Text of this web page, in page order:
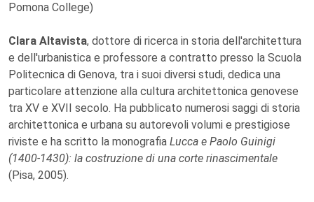
Pomona College)
Clara Altavista, dottore di ricerca in storia dell'architettura
e dell'urbanistica e professore a contratto presso la Scuola
Politecnica di Genova, tra i suoi diversi studi, dedica una
particolare attenzione alla cultura architettonica genovese
tra XV e XVII secolo. Ha pubblicato numerosi saggi di storia
architettonica e urbana su autorevoli volumi e prestigiose
riviste e ha scritto la monografia Lucca e Paolo Guinigi
(1400-1430): la costruzione di una corte rinascimentale
(Pisa, 2005).